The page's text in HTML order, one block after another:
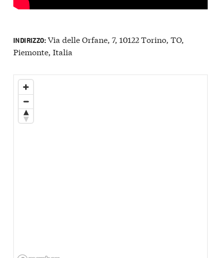
INDIRIZZO:Via delle Orfane, 7, 10122 Torino, TO,
Piemonte, Italia